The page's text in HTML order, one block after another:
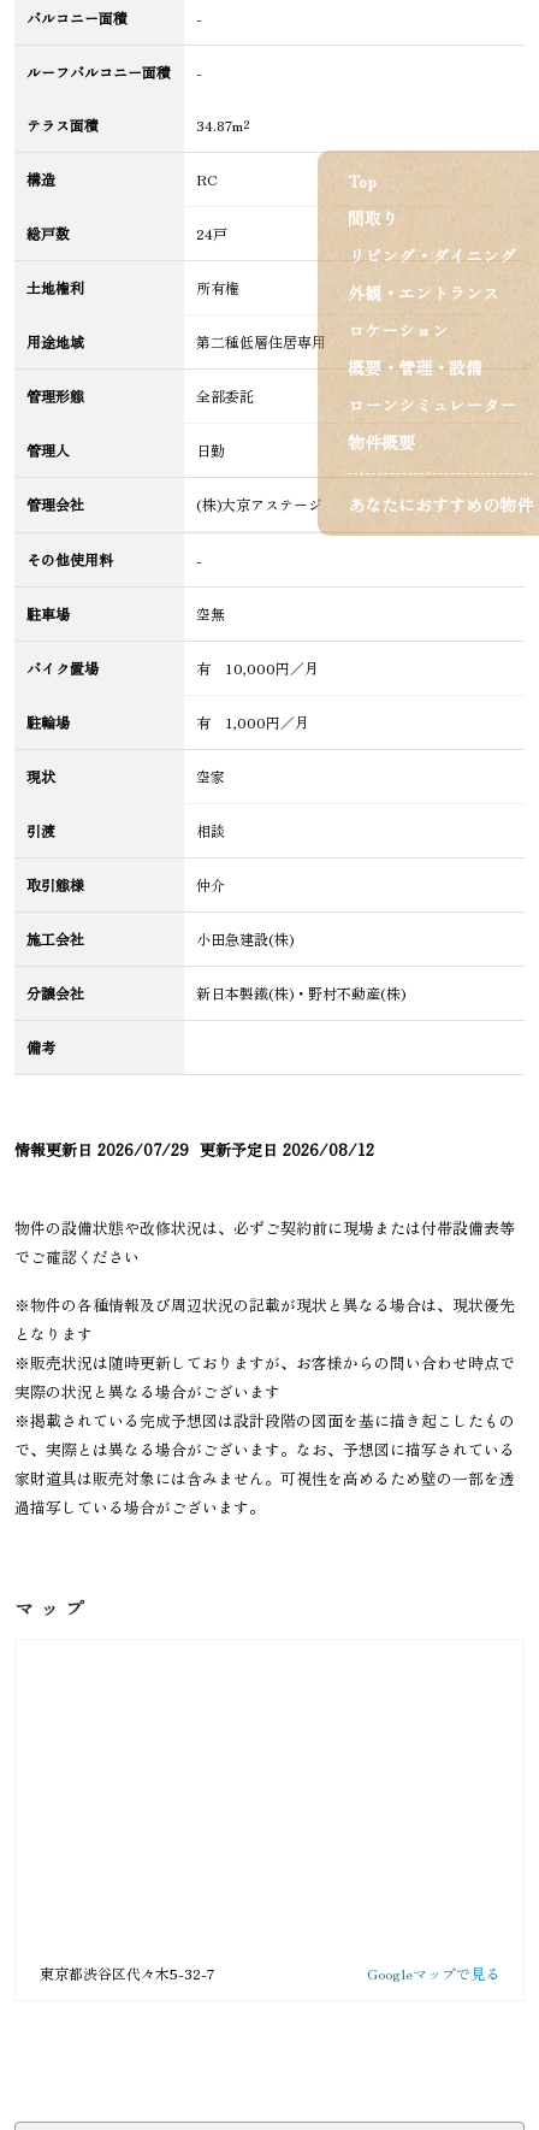
Top
間取り
リビング・ダイニング
外観・エントランス
ロケーション
概要・管理・設備
ローンシミュレーター
物件概要
あなたにおすすめの物件
バルコニー面積 -
ルーフバルコニー面積 -
テラス面積 34.87m²
構造 RC
総戸数 24戸
土地権利 所有権
用途地域 第二種低層住居専用
管理形態 全部委託
管理人 日勤
管理会社 (株)大京アステージ
その他使用料 -
駐車場 空無
バイク置場 有 10,000円／月
駐輪場 有 1,000円／月
現状 空家
引渡 相談
取引態様 仲介
施工会社 小田急建設(株)
分譲会社 新日本製鐵(株)・野村不動産(株)
備考
情報更新日 2026/07/29 更新予定日 2026/08/12
物件の設備状態や改修状況は、必ずご契約前に現場または付帯設備表等
でご確認ください
※物件の各種情報及び周辺状況の記載が現状と異なる場合は、現状優先
となります
※販売状況は随時更新しておりますが、お客様からの問い合わせ時点で
実際の状況と異なる場合がございます
※掲載されている完成予想図は設計段階の図面を基に描き起こしたもの
で、実際とは異なる場合がございます。なお、予想図に描写されている
家財道具は販売対象には含みません。可視性を高めるため壁の一部を透
過描写している場合がございます。
マップ
東京都渋谷区代々木5-32-7 Googleマップで見る